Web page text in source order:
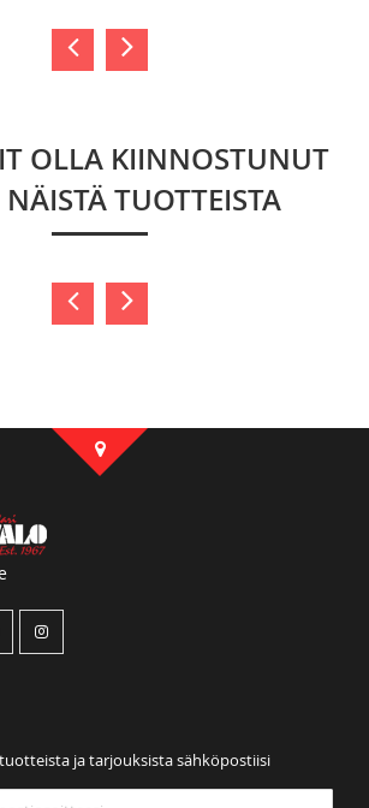
OLLA KIINNOSTUNUT
TUOTTEISTA
ja tarjouksista sähköpostiisi